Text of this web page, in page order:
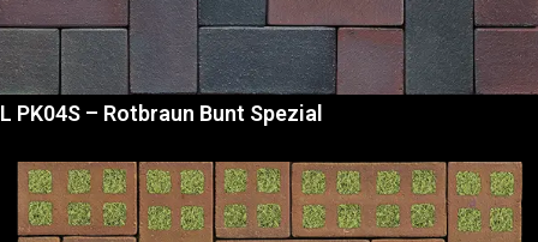
L PK04S – Rotbraun Bunt Spezial